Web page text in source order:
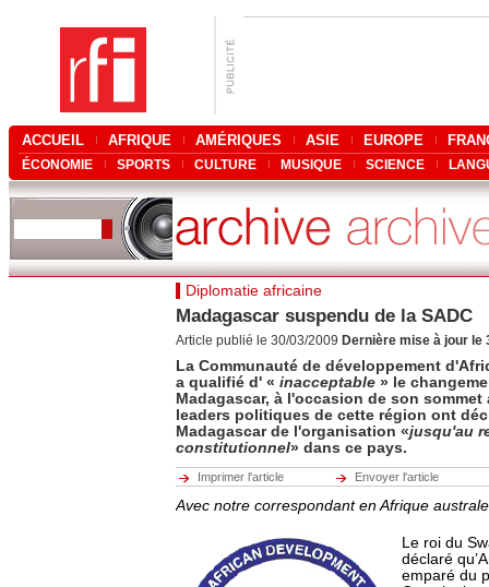
ACCUEIL AFRIQUE AMÉRIQUES ASIE EUROPE
ÉCONOMIE SPORTS CULTURE MUSIQUE SCIENCE
Diplomatie africaine
Madagascar suspendu de la SADC
Article publié le 30/03/2009 Dernière mise à jour le
La Communauté de développement
a qualifié d' « inacceptable » le
Madagascar, à l'occasion de son sommet
leaders politiques de cette région ont
Madagascar de l'organisation «jusqu'au
constitutionnel» dans ce pays.
Imprimer l'article Envoyer l'article
Avec notre correspondant en Afrique
Le roi du
déclaré
emparé du